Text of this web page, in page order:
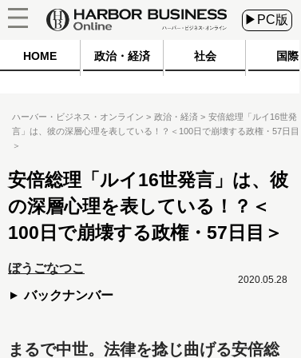
▶PC版
HOME 政治・経済 社会 国際
ハーバー・ビジネス・オンライン 政治・経済
安倍総理「ルイ16世発
言」は、彼の深層心理を表している！？＜100日で崩壊する政権・57日目
＞
安倍総理「ルイ16世発言」は、彼
の深層心理を表している！？＜
100日で崩壊する政権・57日目＞
ぼうごなつこ
バックナンバー
2020.05.28
まるで中世。法律を捻じ曲げる安倍総